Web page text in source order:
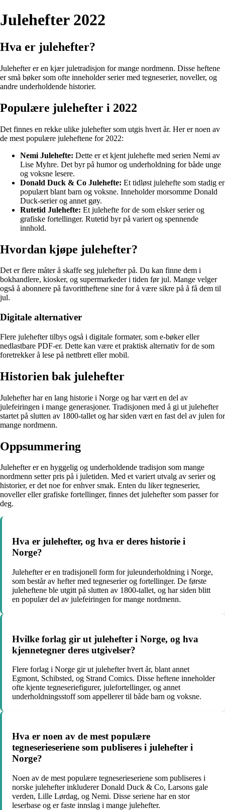
Julehefter 2022
Hva er julehefter?
Julehefter er en kjær juletradisjon for mange nordmenn. Disse heftene
er små bøker som ofte inneholder serier med tegneserier, noveller, og
andre underholdende historier.
Populære julehefter i 2022
Det finnes en rekke ulike julehefter som utgis hvert år. Her er noen av
de mest populære juleheftene for 2022:
Nemi Julehefte: Dette er et kjent julehefte med serien Nemi av
Lise Myhre. Det byr på humor og underholdning for både unge
og voksne lesere.
Donald Duck & Co Julehefte: Et tidløst julehefte som stadig er
populært blant barn og voksne. Inneholder morsomme Donald
Duck-serier og annet gøy.
Rutetid Julehefte: Et julehefte for de som elsker serier og
grafiske fortellinger. Rutetid byr på variert og spennende
innhold.
Hvordan kjøpe julehefter?
Det er flere måter å skaffe seg julehefter på. Du kan finne dem i
bokhandlere, kiosker, og supermarkeder i tiden før jul. Mange velger
også å abonnere på favorittheftene sine for å være sikre på å få dem til
jul.
Digitale alternativer
Flere julehefter tilbys også i digitale formater, som e-bøker eller
nedlastbare PDF-er. Dette kan være et praktisk alternativ for de som
foretrekker å lese på nettbrett eller mobil.
Historien bak julehefter
Julehefter har en lang historie i Norge og har vært en del av
julefeiringen i mange generasjoner. Tradisjonen med å gi ut julehefter
startet på slutten av 1800-tallet og har siden vært en fast del av julen for
mange nordmenn.
Oppsummering
Julehefter er en hyggelig og underholdende tradisjon som mange
nordmenn setter pris på i juletiden. Med et variert utvalg av serier og
historier, er det noe for enhver smak. Enten du liker tegneserier,
noveller eller grafiske fortellinger, finnes det julehefter som passer for
deg.
Hva er julehefter, og hva er deres historie i
Norge?
Julehefter er en tradisjonell form for juleunderholdning i Norge,
som består av hefter med tegneserier og fortellinger. De første
juleheftene ble utgitt på slutten av 1800-tallet, og har siden blitt
en populær del av julefeiringen for mange nordmenn.
Hvilke forlag gir ut julehefter i Norge, og hva
kjennetegner deres utgivelser?
Flere forlag i Norge gir ut julehefter hvert år, blant annet
Egmont, Schibsted, og Strand Comics. Disse heftene inneholder
ofte kjente tegneseriefigurer, julefortellinger, og annet
underholdningsstoff som appellerer til både barn og voksne.
Hva er noen av de mest populære
tegneserieseriene som publiseres i julehefter i
Norge?
Noen av de mest populære tegneserieseriene som publiseres i
norske julehefter inkluderer Donald Duck & Co, Larsons gale
verden, Lille Lørdag, og Nemi. Disse seriene har en stor
leserbase og er faste innslag i mange julehefter.